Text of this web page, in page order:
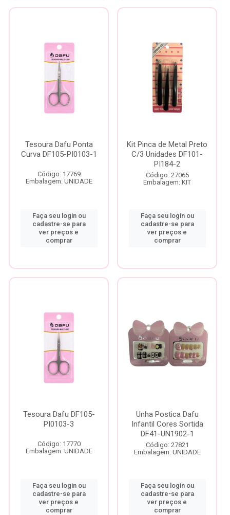
Tesoura Dafu Ponta
Curva DF105-PI0103-1
Código: 17769
Embalagem: UNIDADE
Faça seu login ou
cadastre-se para
ver preços e
comprar
Kit Pinca de Metal Preto
C/3 Unidades DF101-
PI184-2
Código: 27065
Embalagem: KIT
Faça seu login ou
cadastre-se para
ver preços e
comprar
Tesoura Dafu DF105-
PI0103-3
Código: 17770
Embalagem: UNIDADE
Faça seu login ou
cadastre-se para
ver preços e
comprar
Unha Postica Dafu
Infantil Cores Sortida
DF41-UN1902-1
Código: 27821
Embalagem: UNIDADE
Faça seu login ou
cadastre-se para
ver preços e
comprar